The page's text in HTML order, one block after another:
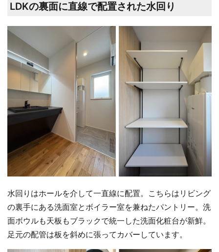
LDKの裏面に直線で配置された水回り
水回りはホールを介して一直線に配置。こちらはリビング
の裏手にある洗面室とボイラー室を兼ねたパントリー。洗
面ボウルも天板もブラックで統一した洗面化粧台が新鮮。
足元の配管は板を斜めに張ってカバーしています。